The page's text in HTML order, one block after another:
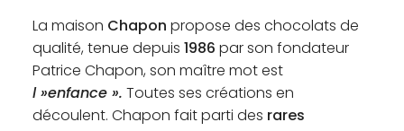
La maison Chapon propose des chocolats de
qualité, tenue depuis 1986 par son fondateur
Patrice Chapon, son maître mot est
l »enfance ». Toutes ses créations en
découlent. Chapon fait parti des rares